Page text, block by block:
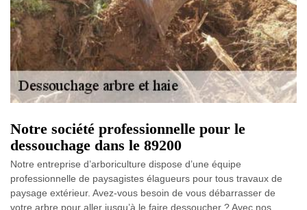
Notre société professionnelle pour le
dessouchage dans le 89200
Notre entreprise d’arboriculture dispose d’une équipe
professionnelle de paysagistes élagueurs pour tous travaux de
paysage extérieur. Avez-vous besoin de vous débarrasser de
votre arbre pour aller jusqu’à le faire dessoucher ? Avec nos